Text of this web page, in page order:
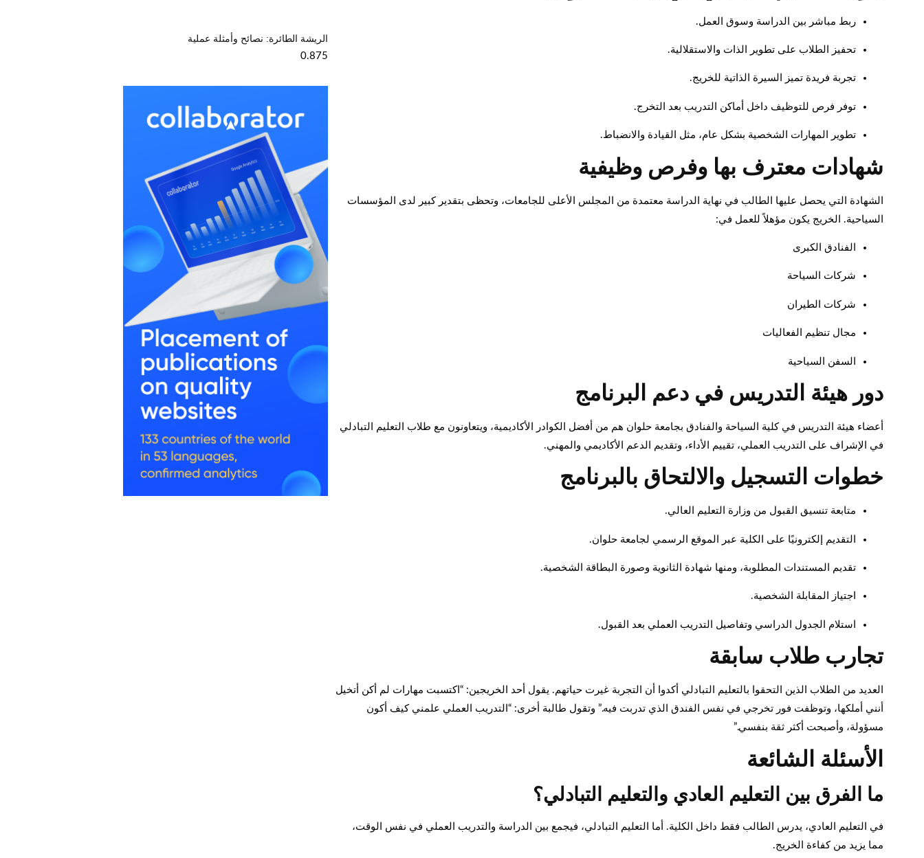
ربط مباشر بين الدراسة وسوق العمل.
تحفيز الطلاب على تطوير الذات والاستقلالية.
تجربة فريدة تميز السيرة الذاتية للخريج.
توفر فرص للتوظيف داخل أماكن التدريب بعد التخرج.
تطوير المهارات الشخصية بشكل عام، مثل القيادة والانضباط.
شهادات معترف بها وفرص وظيفية
الشهادة التي يحصل عليها الطالب في نهاية الدراسة معتمدة من المجلس الأعلى للجامعات، وتحظى بتقدير كبير لدى المؤسسات
السياحية. الخريج يكون مؤهلاً للعمل في:
الفنادق الكبرى
شركات السياحة
شركات الطيران
مجال تنظيم الفعاليات
السفن السياحية
دور هيئة التدريس في دعم البرنامج
أعضاء هيئة التدريس في كلية السياحة والفنادق بجامعة حلوان هم من أفضل الكوادر الأكاديمية، ويتعاونون مع طلاب التعليم التبادلي
في الإشراف على التدريب العملي، تقييم الأداء، وتقديم الدعم الأكاديمي والمهني.
خطوات التسجيل والالتحاق بالبرنامج
متابعة تنسيق القبول من وزارة التعليم العالي.
التقديم إلكترونيًا على الكلية عبر الموقع الرسمي لجامعة حلوان.
تقديم المستندات المطلوبة، ومنها شهادة الثانوية وصورة البطاقة الشخصية.
اجتياز المقابلة الشخصية.
استلام الجدول الدراسي وتفاصيل التدريب العملي بعد القبول.
تجارب طلاب سابقة
العديد من الطلاب الذين التحقوا بالتعليم التبادلي أكدوا أن التجربة غيرت حياتهم. يقول أحد الخريجين: “اكتسبت مهارات لم أكن أتخيل
أنني أملكها، وتوظفت فور تخرجي في نفس الفندق الذي تدربت فيه.” وتقول طالبة أخرى: “التدريب العملي علمني كيف أكون
مسؤولة، وأصبحت أكثر ثقة بنفسي.”
الأسئلة الشائعة
ما الفرق بين التعليم العادي والتعليم التبادلي؟
في التعليم العادي، يدرس الطالب فقط داخل الكلية. أما التعليم التبادلي، فيجمع بين الدراسة والتدريب العملي في نفس الوقت،
مما يزيد من كفاءة الخريج.
الريشة الطائرة: نصائح وأمثلة عملية